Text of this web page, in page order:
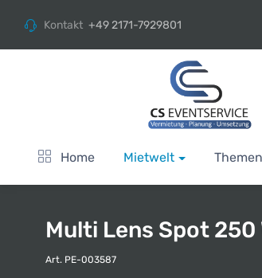
Kontakt +49 2171-7929801
Home Mietwelt
Multi Lens Spot 250
Art. PE-003587